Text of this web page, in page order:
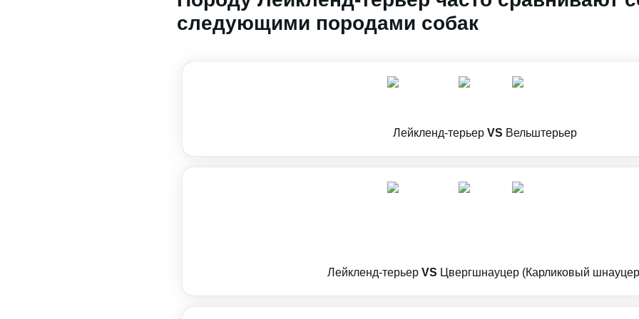
следующими породами собак
Лейкленд-терьер VS Вельштерьер
Лейкленд-терьер VS Цвергшнауцер (Карликовый